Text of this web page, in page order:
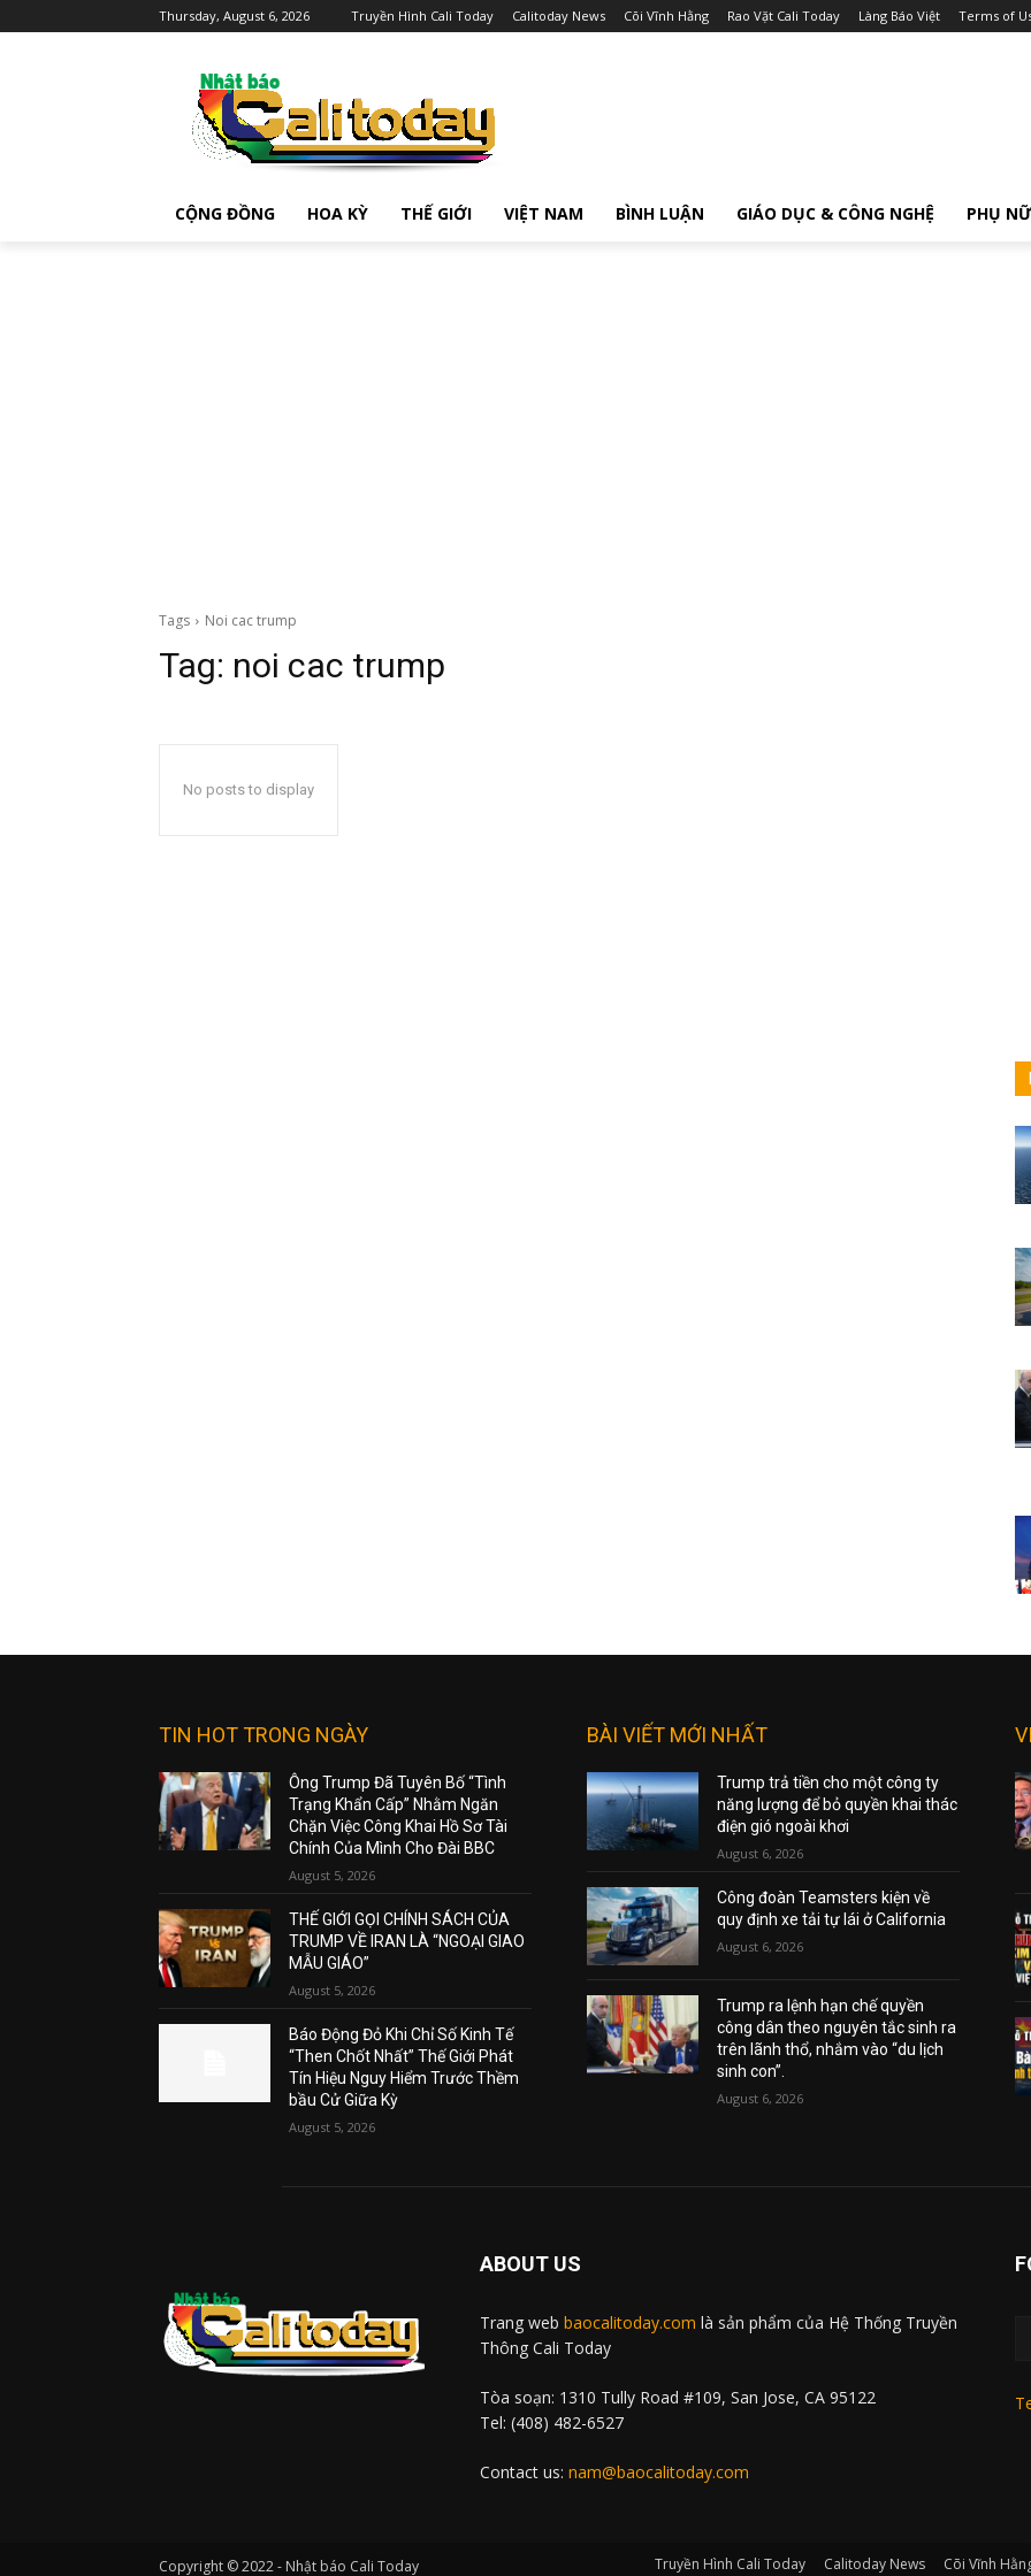
Thursday, August 6, 2026 Truyền Hình Cali Today Calitoday News Cõi Vĩnh Hằng Rao Vặt Cali Today Làng Báo Việt Terms of
CỘNG ĐỒNG HOA KỲ THẾ GIỚI VIỆT NAM BÌNH LUẬN GIÁO DỤC & CÔNG NGHỆ PHỤ NỮ
Tags Noi cac trump
Tag: noi cac trump
No posts to display
TIN HOT TRONG NGÀY
Ông Trump Đã Tuyên Bố “Tình
Trạng Khẩn Cấp” Nhằm Ngăn
Chặn Việc Công Khai Hồ Sơ Tài
Chính Của Mình Cho Đài BBC
August 5, 2026
THẾ GIỚI GỌI CHÍNH SÁCH CỦA
TRUMP VỀ IRAN LÀ “NGOẠI GIAO
MẪU GIÁO”
August 5, 2026
Báo Động Đỏ Khi Chỉ Số Kinh Tế
“Then Chốt Nhất” Thế Giới Phát
Tín Hiệu Nguy Hiểm Trước Thềm
bầu Cử Giữa Kỳ
August 5, 2026
BÀI VIẾT MỚI NHẤT
Trump trả tiền cho một công ty
năng lượng để bỏ quyền khai thác
điện gió ngoài khơi
August 6, 2026
Công đoàn Teamsters kiện về
quy định xe tải tự lái ở California
August 6, 2026
Trump ra lệnh hạn chế quyền
công dân theo nguyên tắc sinh ra
trên lãnh thổ, nhắm vào “du lịch
sinh con”.
August 6, 2026
ABOUT US
Trang web baocalitoday.com là sản phẩm của Hệ Thống Truyền
Thông Cali Today
Tòa soạn: 1310 Tully Road #109, San Jose, CA 95122
Tel: (408) 482-6527
Contact us: nam@baocalitoday.com
Copyright © 2022 - Nhật báo Cali Today Truyền Hình Cali Today Calitoday News Cõi Vĩnh